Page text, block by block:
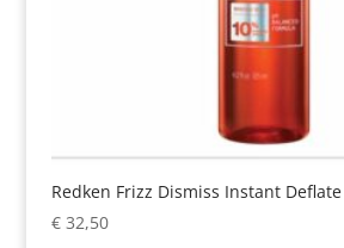
Redken Frizz Dismiss Instant
€32,50